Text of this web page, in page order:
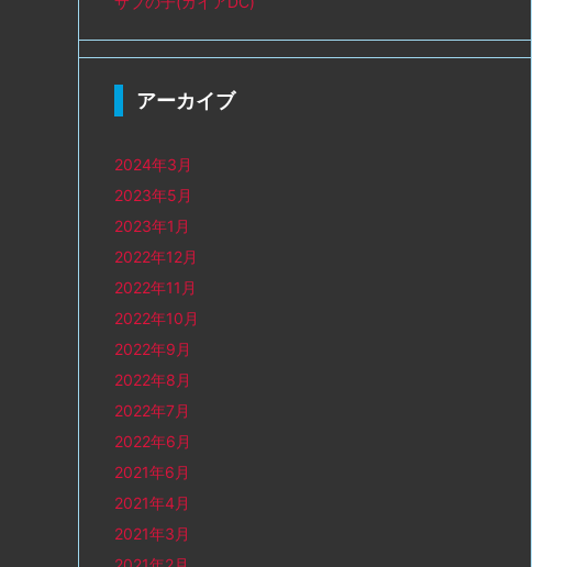
アーカイブ
2024年3月
2023年5月
2023年1月
2022年12月
2022年11月
2022年10月
2022年9月
2022年8月
2022年7月
2022年6月
2021年6月
2021年4月
2021年3月